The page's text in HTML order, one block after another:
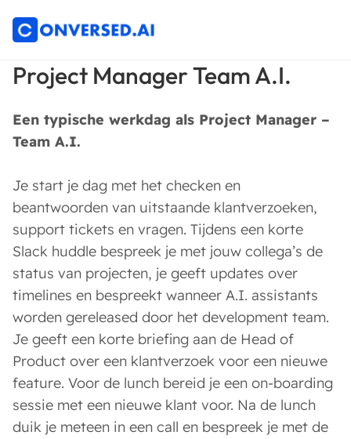
Project Manager Team A.I.
Een typische werkdag als Project Manager –
Team A.I.
Je start je dag met het checken en
beantwoorden van uitstaande klantverzoeken,
support tickets en vragen. Tijdens een korte
Slack huddle bespreek je met jouw collega’s de
status van projecten, je geeft updates over
timelines en bespreekt wanneer A.I. assistants
worden gereleased door het development team.
Je geeft een korte briefing aan de Head of
Product over een klantverzoek voor een nieuwe
feature. Voor de lunch bereid je een on-boarding
sessie met een nieuwe klant voor. Na de lunch
duik je meteen in een call en bespreek je met de